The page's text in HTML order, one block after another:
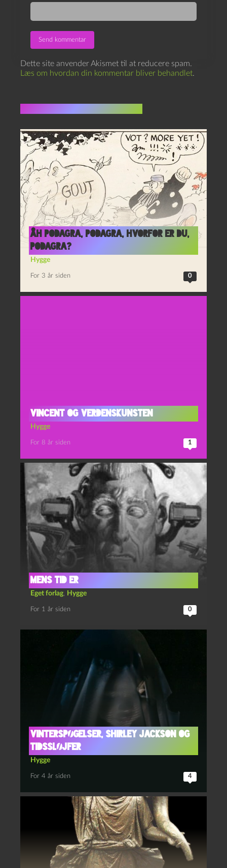
Dette site anvender Akismet til at reducere spam.
Læs om hvordan din kommentar bliver behandlet.
Åh podagra, podagra, hvorfor er du,
podagra?
Hygge
For 3 år siden 0
Vincent og verdenskunsten
Hygge
For 8 år siden 1
Mens tid er
Eget forlag, Hygge
For 1 år siden 0
Vinterspøgelser, Shirley Jackson og
tidssløjfer
Hygge
For 4 år siden 4